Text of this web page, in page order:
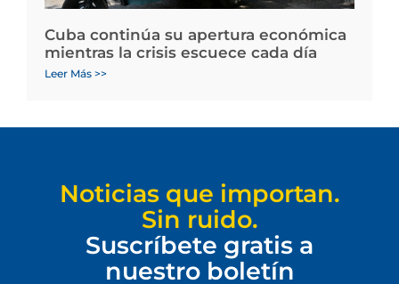
Cuba continúa su apertura económica
mientras la crisis escuece cada día
Leer Más >>
Noticias que importan.
Sin ruido.
Suscríbete gratis a
nuestro boletín